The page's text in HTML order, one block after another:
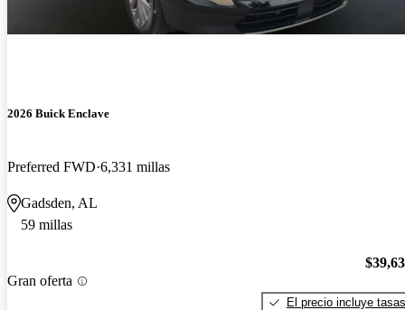
2026 Buick Enclave
Preferred FWD 6,331 millas
Gadsden, AL
59 millas
Gran oferta
El precio incluye tasas